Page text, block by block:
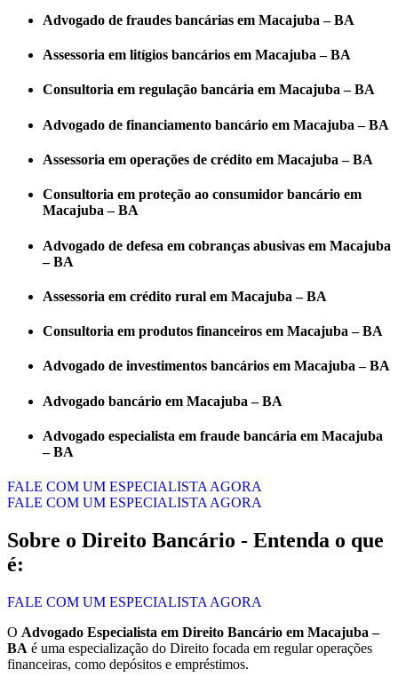
Advogado de fraudes bancárias em Macajuba – BA
Assessoria em litígios bancários em Macajuba – BA
Consultoria em regulação bancária em Macajuba – BA
Advogado de financiamento bancário em Macajuba – BA
Assessoria em operações de crédito em Macajuba – BA
Consultoria em proteção ao consumidor bancário em
Macajuba – BA
Advogado de defesa em cobranças abusivas em Macajuba
– BA
Assessoria em crédito rural em Macajuba – BA
Consultoria em produtos financeiros em Macajuba – BA
Advogado de investimentos bancários em Macajuba – BA
Advogado bancário em Macajuba – BA
Advogado especialista em fraude bancária em Macajuba
– BA
FALE COM UM ESPECIALISTA AGORA
FALE COM UM ESPECIALISTA AGORA
Sobre o Direito Bancário - Entenda o que
é:
FALE COM UM ESPECIALISTA AGORA
O Advogado Especialista em Direito Bancário em Macajuba –
BA é uma especialização do Direito focada em regular operações
financeiras, como depósitos e empréstimos.